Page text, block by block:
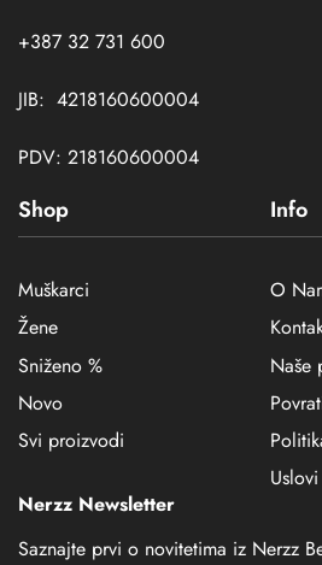
+387 32 731 600
JIB: 4218160600004
PDV: 218160600004
Shop
Muškarci
Žene
Sniženo %
Novo
Svi proizvodi
Info
O
Naše
Nerzz Newsletter
Saznajte prvi o novitetima iz Nerzz